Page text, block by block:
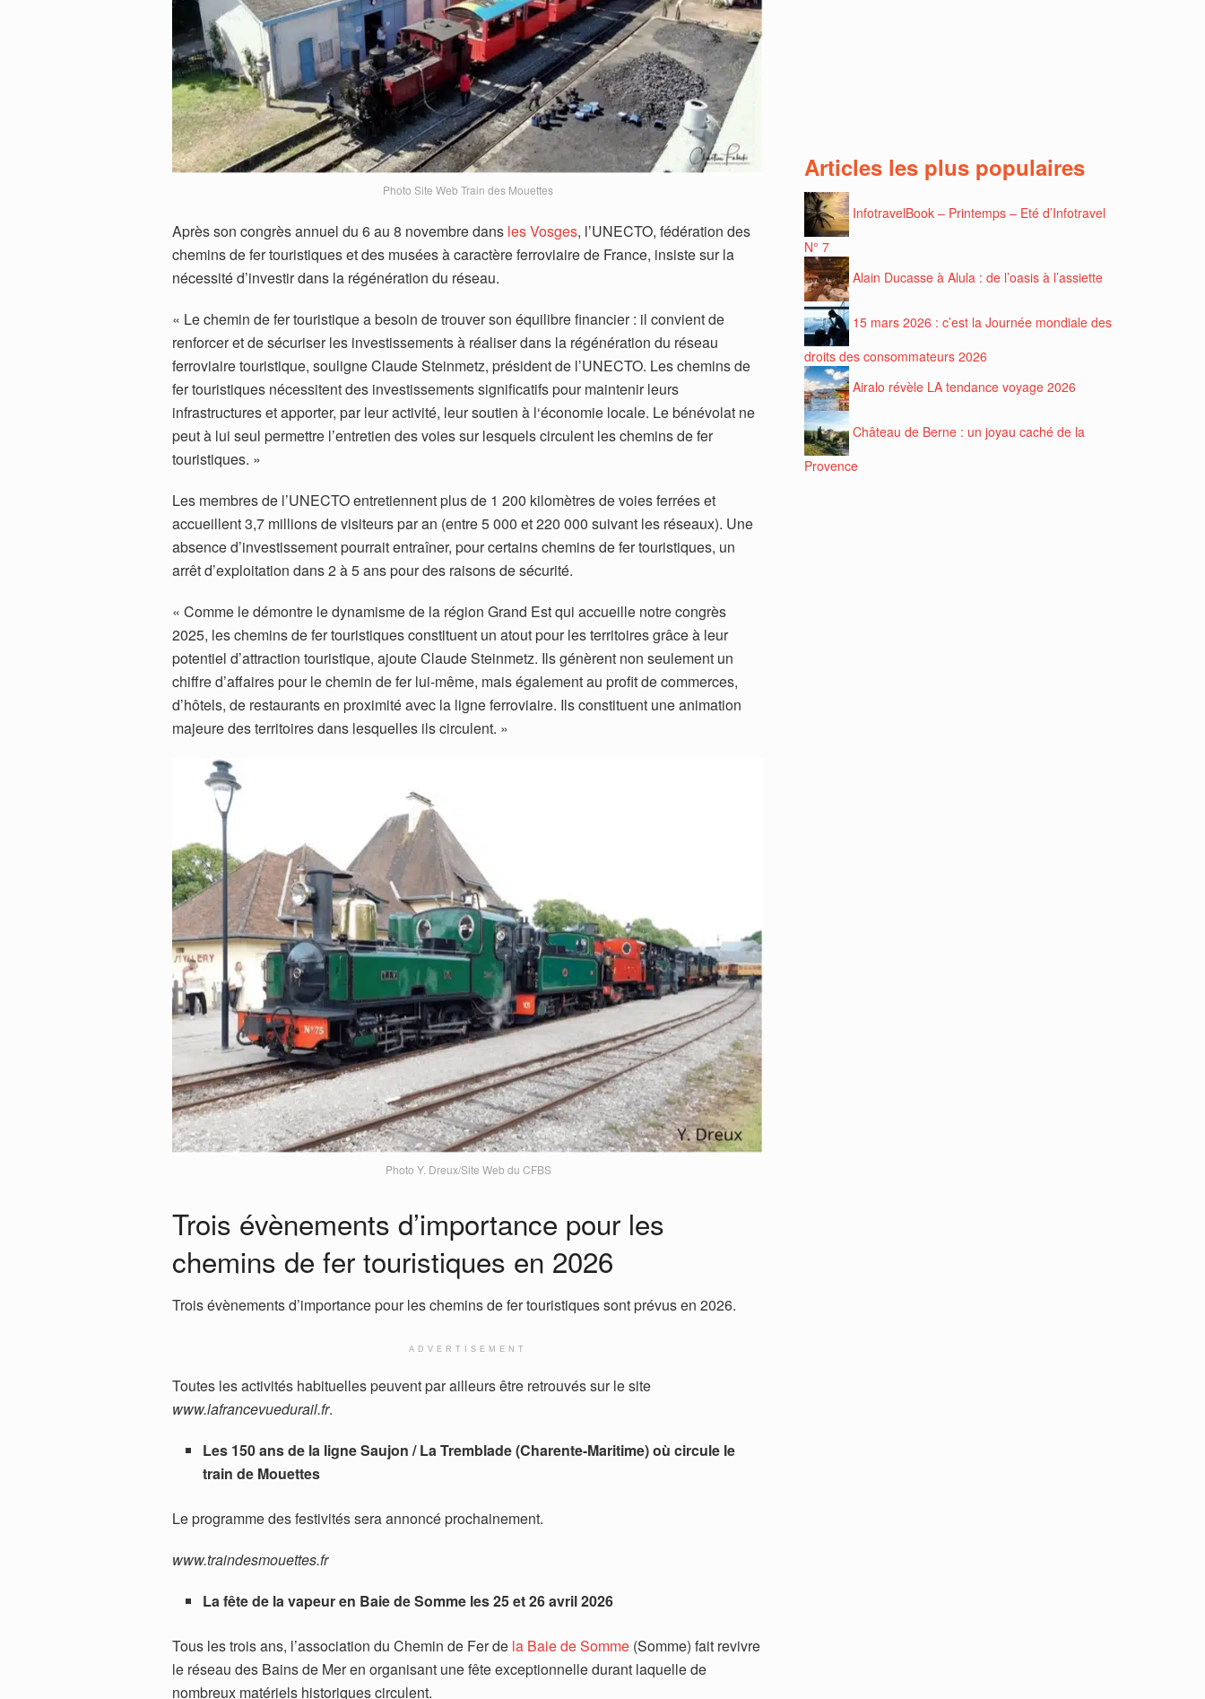
Photo Site Web Train des Mouettes
Après son congrès annuel du 6 au 8 novembre dans les Vosges, l’UNECTO, fédération des
chemins de fer touristiques et des musées à caractère ferroviaire de France, insiste sur la
nécessité d’investir dans la régénération du réseau.
« Le chemin de fer touristique a besoin de trouver son équilibre financier : il convient de
renforcer et de sécuriser les investissements à réaliser dans la régénération du réseau
ferroviaire touristique, souligne Claude Steinmetz, président de l’UNECTO. Les chemins de
fer touristiques nécessitent des investissements significatifs pour maintenir leurs
infrastructures et apporter, par leur activité, leur soutien à l‘économie locale. Le bénévolat ne
peut à lui seul permettre l’entretien des voies sur lesquels circulent les chemins de fer
touristiques. »
Les membres de l’UNECTO entretiennent plus de 1 200 kilomètres de voies ferrées et
accueillent 3,7 millions de visiteurs par an (entre 5 000 et 220 000 suivant les réseaux). Une
absence d’investissement pourrait entraîner, pour certains chemins de fer touristiques, un
arrêt d’exploitation dans 2 à 5 ans pour des raisons de sécurité.
« Comme le démontre le dynamisme de la région Grand Est qui accueille notre congrès
2025, les chemins de fer touristiques constituent un atout pour les territoires grâce à leur
potentiel d’attraction touristique, ajoute Claude Steinmetz. Ils génèrent non seulement un
chiffre d’affaires pour le chemin de fer lui-même, mais également au profit de commerces,
d’hôtels, de restaurants en proximité avec la ligne ferroviaire. Ils constituent une animation
majeure des territoires dans lesquelles ils circulent. »
Photo Y. Dreux/Site Web du CFBS
Trois évènements d’importance pour les
chemins de fer touristiques en 2026
Trois évènements d’importance pour les chemins de fer touristiques sont prévus en 2026.
ADVERTISEMENT
Toutes les activités habituelles peuvent par ailleurs être retrouvés sur le site
www.lafrancevuedurail.fr.
Les 150 ans de la ligne Saujon / La Tremblade (Charente-Maritime) où circule le
train de Mouettes
Le programme des festivités sera annoncé prochainement.
www.traindesmouettes.fr
La fête de la vapeur en Baie de Somme les 25 et 26 avril 2026
Tous les trois ans, l’association du Chemin de Fer de la Baie de Somme (Somme) fait revivre
le réseau des Bains de Mer en organisant une fête exceptionnelle durant laquelle de
nombreux matériels historiques circulent.
Articles les plus populaires
InfotravelBook – Printemps – Eté d’Infotravel
N° 7
Alain Ducasse à Alula : de l’oasis à l’assiette
15 mars 2026 : c’est la Journée mondiale des
droits des consommateurs 2026
Airalo révèle LA tendance voyage 2026
Château de Berne : un joyau caché de la
Provence